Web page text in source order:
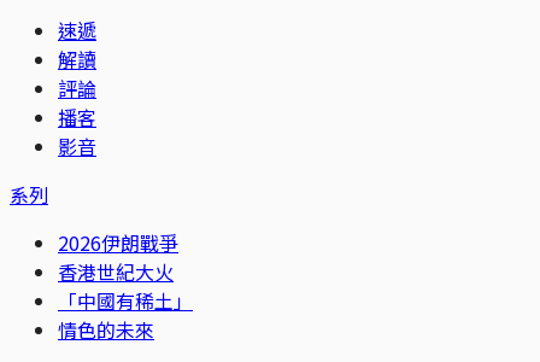
速遞
解讀
評論
播客
影音
系列
2026伊朗戰爭
香港世紀大火
「中國有稀土」
情色的未來